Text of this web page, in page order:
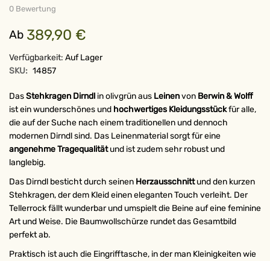
springen
0 Bewertung
Ab 389,90 €
Verfügbarkeit: Auf Lager
SKU: 14857
DasStehkragen Dirndl in olivgrün aus Leinenvon Berwin & Wolff
ist ein wunderschönes und hochwertiges Kleidungsstückfür alle,
die auf der Suche nach einem traditionellen und dennoch
modernen Dirndl sind. Das Leinenmaterial sorgt für eine
angenehme Tragequalitätund ist zudem sehr robust und
langlebig.
Das Dirndl besticht durch seinen Herzausschnittund den kurzen
Stehkragen, der dem Kleid einen eleganten Touch verleiht. Der
Tellerrock fällt wunderbar und umspielt die Beine auf eine feminine
Art und Weise. Die Baumwollschürze rundet das Gesamtbild
perfekt ab.
Praktisch ist auch die Eingrifftasche, in der man Kleinigkeiten wie